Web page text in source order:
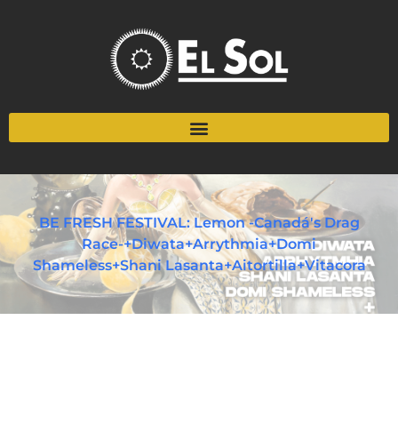
BE FRESH FESTIVAL: Lemon -Canadá's Drag
Race-+Diwata+Arrythmia+Domi
Shameless+Shani Lasanta+Aitortilla+Vitacora